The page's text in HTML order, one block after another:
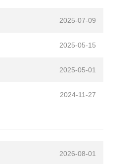
2025-07-09
2025-05-15
2025-05-01
2024-11-27
2026-08-01